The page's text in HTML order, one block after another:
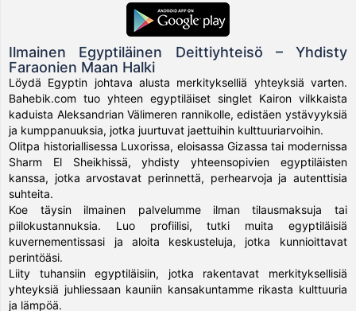
Ilmainen Egyptiläinen Deittiyhteisö – Yhdisty
Faraonien Maan Halki
Löydä Egyptin johtava alusta merkitykselliä yhteyksiä varten.
Bahebik.com tuo yhteen egyptiläiset singlet Kairon vilkkaista
kaduista Aleksandrian Välimeren rannikolle, edistäen ystävyyksiä
ja kumppanuuksia, jotka juurtuvat jaettuihin kulttuuriarvoihin.
Olitpa historiallisessa Luxorissa, eloisassa Gizassa tai modernissa
Sharm El Sheikhissä, yhdisty yhteensopivien egyptiläisten
kanssa, jotka arvostavat perinnettä, perhearvoja ja autenttisia
suhteita.
Koe täysin ilmainen palvelumme ilman tilausmaksuja tai
piilokustannuksia. Luo profiilisi, tutki muita egyptiläisiä
kuvernementissasi ja aloita keskusteluja, jotka kunnioittavat
perintöäsi.
Liity tuhansiin egyptiläisiin, jotka rakentavat merkityksellisiä
yhteyksiä juhliessaan kauniin kansakuntamme rikasta kulttuuria
ja lämpöä.